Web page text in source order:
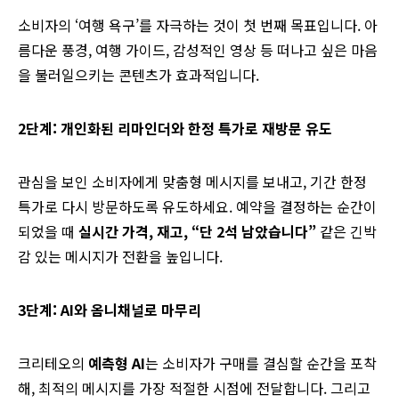
소비자의 ‘여행 욕구’를 자극하는 것이 첫 번째 목표입니다. 아
름다운 풍경, 여행 가이드, 감성적인 영상 등 떠나고 싶은 마음
을 불러일으키는 콘텐츠가 효과적입니다.
2단계: 개인화된 리마인더와 한정 특가로 재방문 유도
관심을 보인 소비자에게 맞춤형 메시지를 보내고, 기간 한정
특가로 다시 방문하도록 유도하세요. 예약을 결정하는 순간이
되었을 때 실시간 가격, 재고, “단 2석 남았습니다” 같은 긴박
감 있는 메시지가 전환을 높입니다.
3단계: AI와 옴니채널로 마무리
크리테오의 예측형 AI는 소비자가 구매를 결심할 순간을 포착
해, 최적의 메시지를 가장 적절한 시점에 전달합니다. 그리고